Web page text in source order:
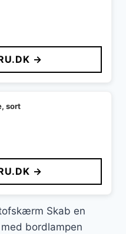
→
sort
→
Skab en
bordlampen